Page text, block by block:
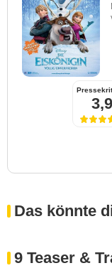
3,9
Das könnte
9 Teaser &